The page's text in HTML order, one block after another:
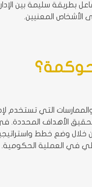
بطريقة سليمة بين
الأشخاص المعنيين.
التي تستخدم
الأهداف المحددة.
وضع خطط
في العملية الحكومية.